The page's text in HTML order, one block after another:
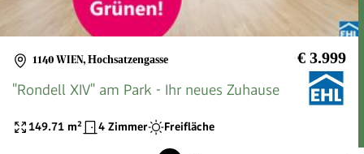
1140 WIEN, Hochsatzengasse € 3.999
"Rondell XIV" am Park - Ihr neues Zuhause
149.71 m² 4 Zimmer Freifläche